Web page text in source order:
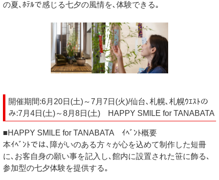
の夏､ﾎﾃﾙで感じる七夕の風情を､体験できる｡
開催期間:6月20日(土)～7月7日(火)/仙台､札幌､札幌ｳｴｽﾄの
み:7月4日(土)～8月8日(土) HAPPY SMILE for TANABATA
■HAPPY SMILE for TANABATA ｲﾍﾞﾝﾄ概要
本ｲﾍﾞﾝﾄでは､障がいのある方々が心を込めて制作した短冊
に､お客自身の願い事を記入し､館内に設置された笹に飾る､
参加型の七夕体験を提供する｡